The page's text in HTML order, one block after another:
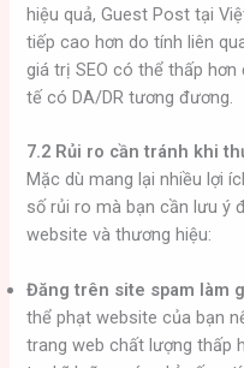
hiệu quả, Guest Post tại
tiếp cao hơn do tính liên
giá trị SEO có thể thấp
tế có DA/DR tương đương.
7.2 Rủi ro cần tránh khi
Mặc dù mang lại nhiều lợi
số rủi ro mà bạn cần lưu ý
website và thương hiệu:
Đăng trên site spam làm
thể phạt website của bạn
trang web chất lượng thấp